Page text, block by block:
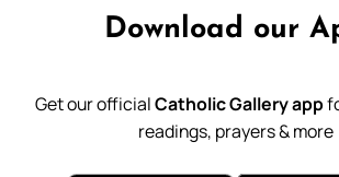
Download our
Get our officialCatholic Gallery app
readings, prayers & more